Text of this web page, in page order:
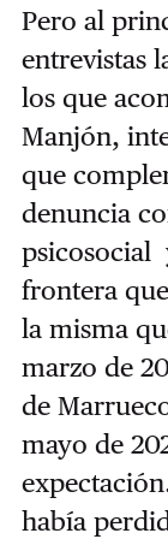
Pero al
entrevistas
los que
Manjón,
que
denuncia
psicosocial
frontera
la misma
marzo de
de
mayo de
había